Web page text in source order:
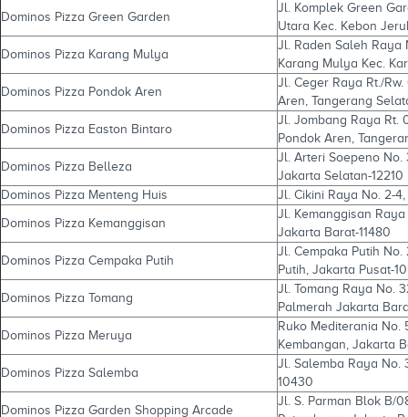
Dominos Pizza Green Garden
Jl. Komplek Green
Utara Kec. Kebon
Dominos Pizza Karang Mulya
Jl. Raden Saleh Raya
Karang Mulya Kec.
Dominos Pizza Pondok Aren
Jl. Ceger Raya Rt./
Aren, Tangerang
Dominos Pizza Easton Bintaro
Jl. Jombang Raya Rt.
Pondok Aren,
Dominos Pizza Belleza
Jl. Arteri Soepeno No.
Jakarta Selatan-12210
Dominos Pizza Menteng Huis
Jl. Cikini Raya No. 2-
Dominos Pizza Kemanggisan
Jl. Kemanggisan
Jakarta Barat-11480
Dominos Pizza Cempaka Putih
Jl. Cempaka Putih No.
Putih, Jakarta Pusat-
Dominos Pizza Tomang
Jl. Tomang Raya No.
Palmerah Jakarta
Dominos Pizza Meruya
Ruko Mediterania No.
Kembangan, Jakarta
Dominos Pizza Salemba
Jl. Salemba Raya No.
10430
Dominos Pizza Garden Shopping Arcade
Jl. S. Parman Blok B/